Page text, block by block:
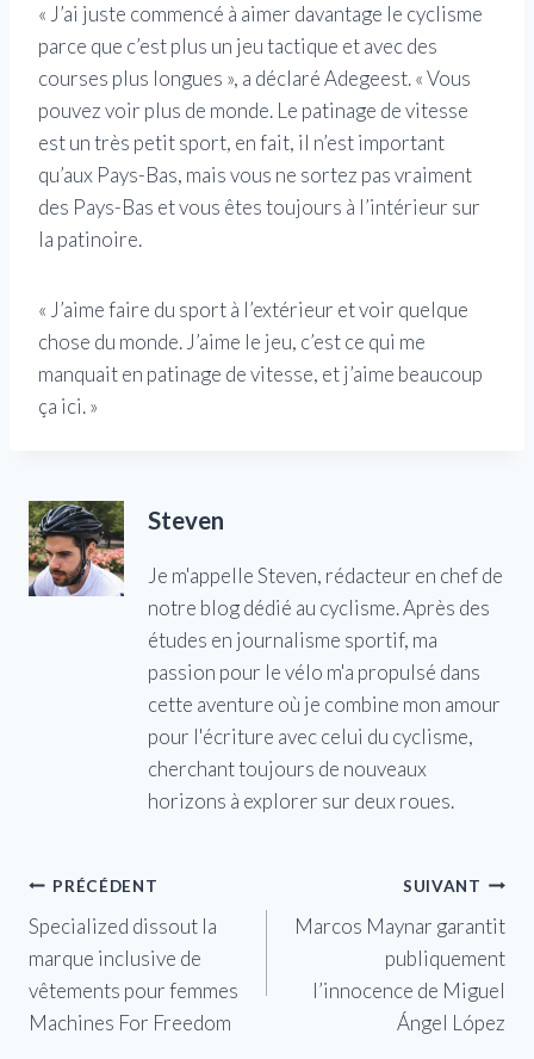
« J’ai juste commencé à aimer davantage le cyclisme
parce que c’est plus un jeu tactique et avec des
courses plus longues », a déclaré Adegeest. « Vous
pouvez voir plus de monde. Le patinage de vitesse
est un très petit sport, en fait, il n’est important
qu’aux Pays-Bas, mais vous ne sortez pas vraiment
des Pays-Bas et vous êtes toujours à l’intérieur sur
la patinoire.
« J’aime faire du sport à l’extérieur et voir quelque
chose du monde. J’aime le jeu, c’est ce qui me
manquait en patinage de vitesse, et j’aime beaucoup
ça ici. »
Steven
Je m'appelle Steven, rédacteur en chef de
notre blog dédié au cyclisme. Après des
études en journalisme sportif, ma
passion pour le vélo m'a propulsé dans
cette aventure où je combine mon amour
pour l'écriture avec celui du cyclisme,
cherchant toujours de nouveaux
horizons à explorer sur deux roues.
Navigation
de
l’article
PRÉCÉDENT
Specialized dissout la
marque inclusive de
vêtements pour femmes
Machines For Freedom
SUIVANT
Marcos Maynar garantit
publiquement
l’innocence de Miguel
Ángel López